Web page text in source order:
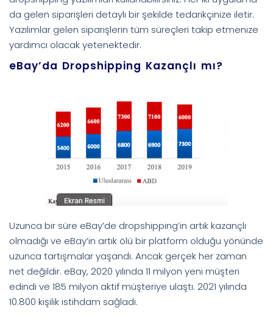
da gelen siparişleri detaylı bir şekilde tedarikçinize iletir.
Yazılımlar gelen siparişlerin tüm süreçleri takip etmenize
yardımcı olacak yetenektedir.
eBay’da Dropshipping Kazançlı mı?
Uzunca bir süre eBay’de dropshipping’in artık kazançlı
olmadığı ve eBay’in artık ölü bir platform olduğu yönünde
uzunca tartışmalar yaşandı. Ancak gerçek her zaman
net değildir. eBay, 2020 yılında 11 milyon yeni müşteri
edindi ve 185 milyon aktif müşteriye ulaştı. 2021 yılında
10.800 kişilik istihdam sağladı.